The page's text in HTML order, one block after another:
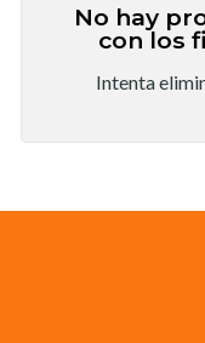
No hay
con los
Intenta